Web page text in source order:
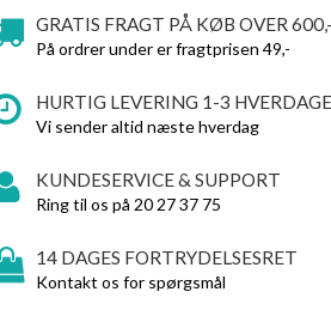
GRATIS FRAGT PÅ KØB OVER 600,-
På ordrer under er fragtprisen 49,-
HURTIG LEVERING 1-3 HVERDAGE
Vi sender altid næste hverdag
KUNDESERVICE & SUPPORT
Ring til os på 20 27 37 75
14 DAGES FORTRYDELSESRET
Kontakt os for spørgsmål